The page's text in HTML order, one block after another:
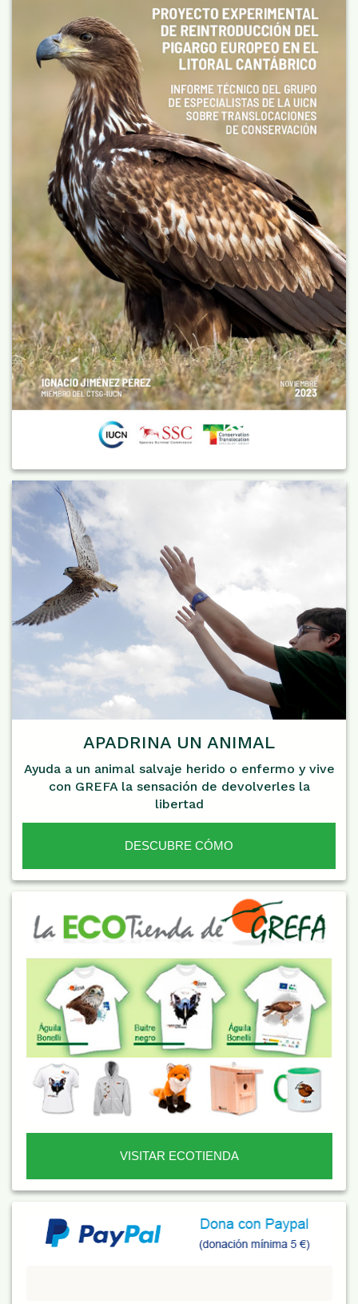
APADRINA UN ANIMAL
Ayuda a un animal salvaje herido o enfermo y vive
con GREFA la sensación de devolverles la
libertad
DESCUBRE CÓMO
VISITAR ECOTIENDA